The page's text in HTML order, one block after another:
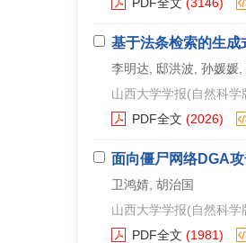
基于法条检索的生成
李明达, 邸洪波, 孙媛媛
山西大学学报(自然科学
PDF全文 (2026)
面向僵尸网络DGA
卫鸿婧, 胡治国
山西大学学报(自然科学
PDF全文 (1981)